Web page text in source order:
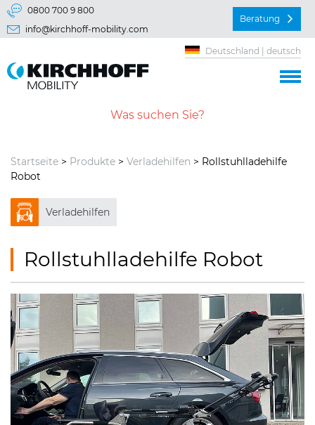
Springe direkt zu:
Hauptmenü
0800 700 9 800
info@kirchhoff-mobility.com
Beratung
Deutschland | deutsch
Startseite > Produkte > Verladehilfen > Rollstuhlladehilfe
Robot
Verladehilfen
Rollstuhlladehilfe Robot